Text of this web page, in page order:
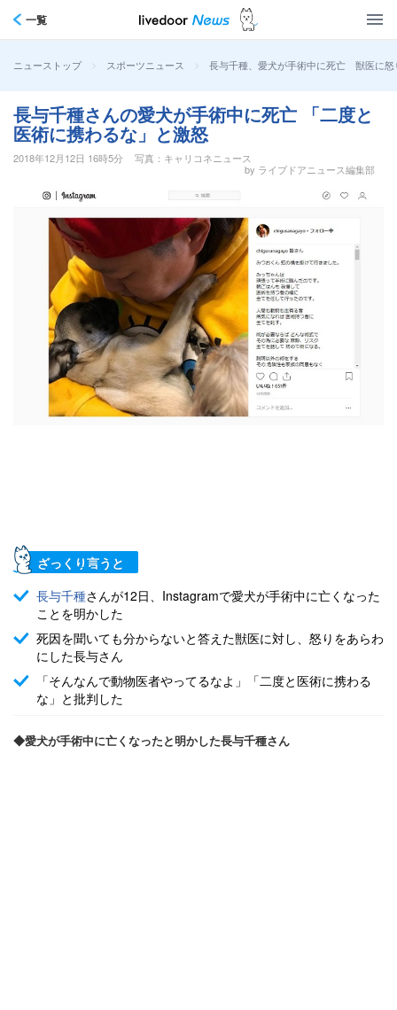
一覧
ニューストップ > スポーツニュース > 長与千種、愛犬が手術中に死亡 獣医に怒
長与千種さんの愛犬が手術中に死亡 「二度と
医術に携わるな」と激怒
2018年12月12日 16時5分
写真：キャリコネニュース
by ライブドアニュース編集部
ざっくり言うと
長与千種さんが12日、Instagramで愛犬が手術中に亡くなった
ことを明かした
死因を聞いても分からないと答えた獣医に対し、怒りをあらわ
にした長与さん
「そんなんで動物医者やってるなよ」「二度と医術に携わる
な」と批判した
◆愛犬が手術中に亡くなったと明かした長与千種さん